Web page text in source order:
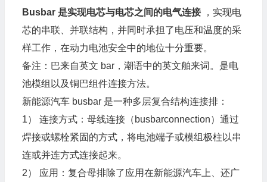
Busbar 是实现电芯与电芯之间的电气连接 ，实现电
芯的串联、并联结构，并同时承担了电压和温度的采
样工作，在动力电池安全中的地位十分重要。
备注：巴来自英文 bar，潮语中的英文舶来词。是电
池模组以及铜巴组件连接方法。
新能源汽车 busbar 是一种多层复合结构连接排：
1） 连接方式：母线连接（busbarconnection）通过
焊接或螺栓紧固的方式，将电池端子或模组极柱以串
连或并连方式连接起来。
2） 应用：复合母排除了应用在新能源汽车上、还广